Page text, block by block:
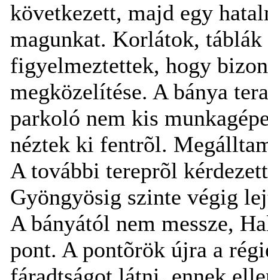
következett, majd egy
magunkat. Korlátok,
figyelmeztettek, hogy
megközelítése. A bánya
parkoló nem kis
néztek ki fentrõl.
A további tereprõl
Gyöngyösig szinte végig
A bányától nem messze,
pont. A pontõrök újra a